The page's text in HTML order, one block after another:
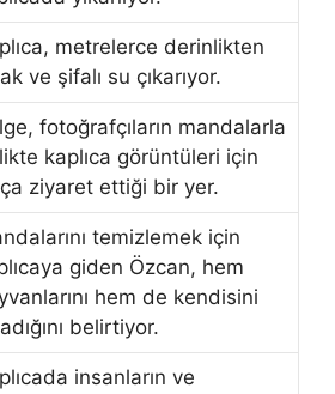
metrelerce derinlikten
ve şifalı su çıkarıyor.
fotoğrafçıların mandalarla
kaplıca görüntüleri için
ziyaret ettiği bir yer.
temizlemek için
giden Özcan, hem
hem de kendisini
belirtiyor.
insanların ve